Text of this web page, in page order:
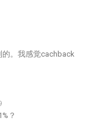
的。我感觉cachback
？